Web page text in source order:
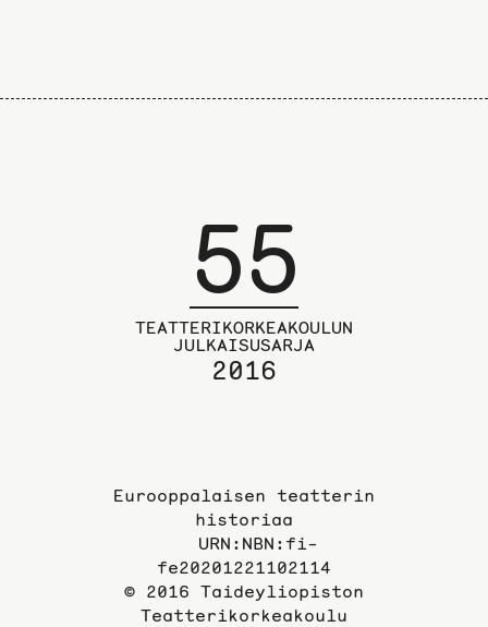
55
TEATTERIKORKEAKOULUN
JULKAISUSARJA
2016
Eurooppalaisen teatterin
historiaa
URN:NBN:fi-
fe20201221102114
© 2016 Taideyliopiston
Teatterikorkeakoulu